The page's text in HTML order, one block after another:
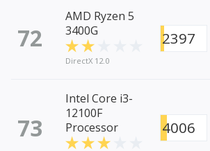
72
AMD Ryzen 5
3400G
DirectX 12.0
2397
73
Intel Core i3-
12100F
Processor
4006